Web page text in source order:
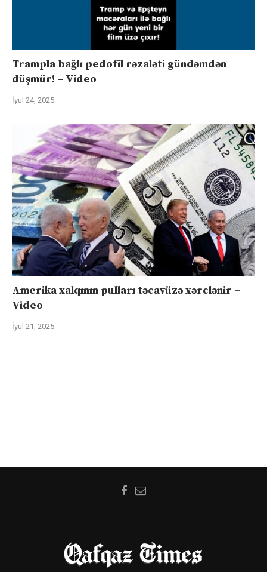
Trampla bağlı pedofil rəzaləti gündəmdən
düşmür! – Video
İyul 24, 2025
Amerika xalqının pulları təcavüzə xərclənir –
Video
İyul 21, 2025